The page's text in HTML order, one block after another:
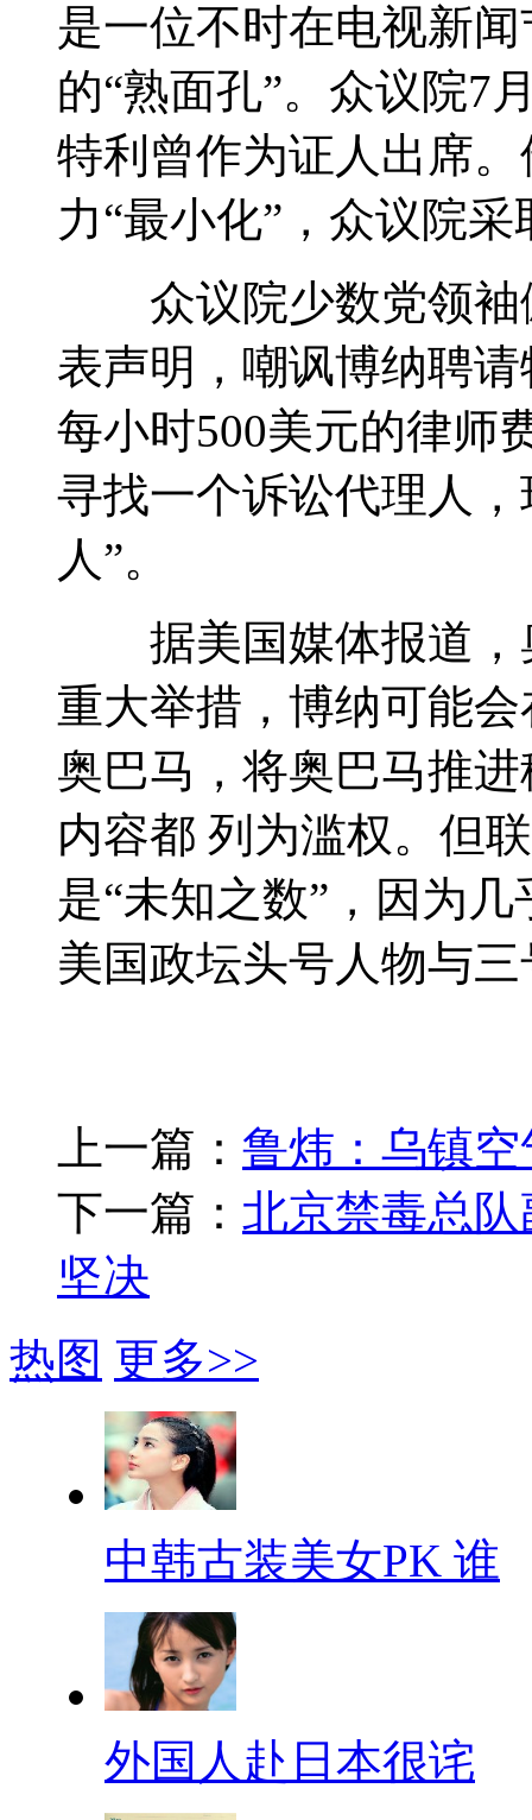
是一位不时在电视新
的“熟面孔”。众议院7
特利曾作为证人出席
力“最小化”，众议院
众议院少数党领袖
表声明，嘲讽博纳聘
每小时500美元的律师
寻找一个诉讼代理人
人”。
据美国媒体报道，
重大举措，博纳可能
奥巴马，将奥巴马推
内容都 列为滥权。但
是“未知之数”，因为
美国政坛头号人物与
上一篇： 鲁炜：乌镇
下一篇： 北京禁毒总
坚决
热图 更多>>
中韩古装美女PK 谁
外国人赴日本很诧